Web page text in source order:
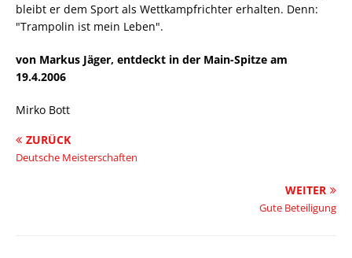
bleibt er dem Sport als Wettkampfrichter erhalten. Denn:
"Trampolin ist mein Leben".
von Markus Jäger, entdeckt in der Main-Spitze am
19.4.2006
Mirko Bott
ZURÜCK
Deutsche Meisterschaften
WEITER
Gute Beteiligung